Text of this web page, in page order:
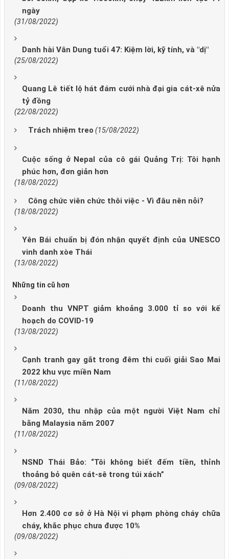
ngày
(31/08/2022)
Danh hài Vân Dung tuổi 47: Kiệm lời, kỹ tính, và "dị"
(25/08/2022)
Quang Lê tiết lộ hát đám cưới nhà đại gia cát-xê nửa
tỷ đồng
(22/08/2022)
Trách nhiệm treo (15/08/2022)
Cuộc sống ở Nepal của cô gái Quảng Trị: Tôi hạnh
phúc hơn, đơn giản hơn
(18/08/2022)
Công chức viên chức thôi việc - Vì đâu nên nỗi?
(18/08/2022)
Yên Bái chuẩn bị đón nhận quyết định của UNESCO
vinh danh xòe Thái
(13/08/2022)
Những tin cũ hơn
Doanh thu VNPT giảm khoảng 3.000 tỉ so với kế
hoạch do COVID-19
(13/08/2022)
Cạnh tranh gay gắt trong đêm thi cuối giải Sao Mai
2022 khu vực miền Nam
(11/08/2022)
Năm 2030, thu nhập của một người Việt Nam chỉ
bằng Malaysia năm 2007
(11/08/2022)
NSND Thái Bảo: “Tôi không biết đếm tiền, thỉnh
thoảng bỏ quên cát-sê trong túi xách”
(09/08/2022)
Hơn 2.400 cơ sở ở Hà Nội vi phạm phòng cháy chữa
cháy, khắc phục chưa được 10%
(09/08/2022)